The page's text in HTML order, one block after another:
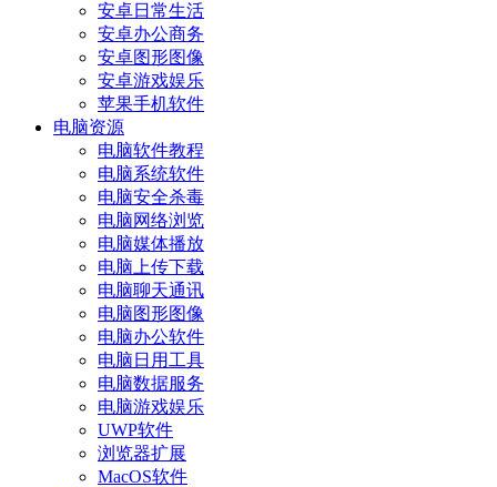
安卓日常生活
安卓办公商务
安卓图形图像
安卓游戏娱乐
苹果手机软件
电脑资源
电脑软件教程
电脑系统软件
电脑安全杀毒
电脑网络浏览
电脑媒体播放
电脑上传下载
电脑聊天通讯
电脑图形图像
电脑办公软件
电脑日用工具
电脑数据服务
电脑游戏娱乐
UWP软件
浏览器扩展
MacOS软件